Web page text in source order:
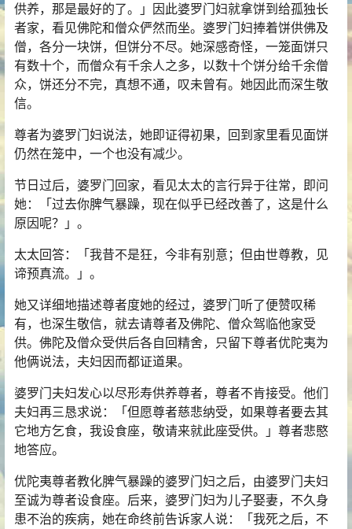
供养，那是最好的了。」因此婆罗门妇就拿饼到给孤独长
者家，看见佛陀和僧众俨然而坐。婆罗门妇捧着饼供佛及
僧，各分一块饼，但饼分不尽。她深感奇怪，一笼面饼只
有数十个，而僧众有千余人之多，以数十个饼分给千余僧
众，饼还分不完，真想不通，叹未曾有。她因此而深生敬
信。
尊者为婆罗门妇说法，她即证得初果，回到家里看见面饼
仍然在笼中，一个也没有减少。
节日过后，婆罗门回家，看见太太的言行异于往常，即问
她：「过去你脾气暴躁，现在似乎已经改善了，这是什么
原因呢？」。
太太回答：「我昔不是狂，今非有别意；但由世尊教，见
谛预真流。」。
她又详细地描述尊者度她的经过，婆罗门听了便赞叹稀
有，也深生敬信，就去请尊者及佛陀、僧众驾临他家受
供。佛陀及僧众受供后各自回精舍，只留下尊者优陀夷为
他俩说法，夫妇因而都证道果。
婆罗门夫妇发心以尽形寿供养尊者，尊者不肯接受。他们
夫妇再三恳求说：「但愿尊者慈悲纳受，如果尊者要去其
它地方乞食，我设食座，敬请来就此座受供。」尊者悲愍
地答应。
优陀夷尊者教化脾气暴躁的婆罗门妇之后，由婆罗门夫妇
至诚为尊者设食座。后来，婆罗门妇为儿子娶妻，不久身
患不治的疾病，她在命终前告诉家人说：「我死之后，不